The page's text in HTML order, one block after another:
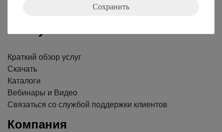
Обслуживание
Краткий обзор услуг
Скачать
Каталоги
Вебинары и Видео
Связаться со службой поддержки клиентов
Компания
Сохранить